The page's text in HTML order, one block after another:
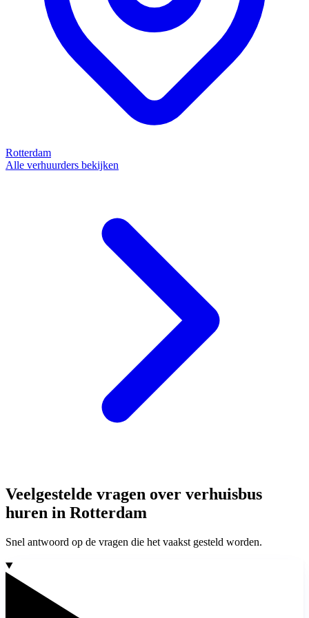
Rotterdam
Alle verhuurders bekijken
Veelgestelde vragen over verhuisbus
huren in Rotterdam
Snel antwoord op de vragen die het vaakst gesteld worden.